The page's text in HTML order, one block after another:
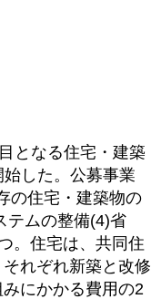
となる住宅・建築
した。公募事業
の住宅・建築物の
テムの整備(4)省
。住宅は、共同住
れぞれ新築と改修
にかかる費用の2